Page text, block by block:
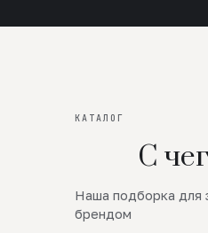
КАТАЛОГ
С
Наша подборка для
брендом
Новинки
SALE